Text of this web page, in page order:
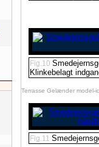
Fig.10
Klinkebelagt
Terrasse Gelænder model-
Fig.11